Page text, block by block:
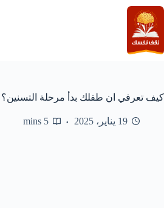
التجاوز
إلى
المحتوى
كيف تعرفي ان طفلك بدأ مرحلة التسنين؟
19 يناير، 2025 5 mins